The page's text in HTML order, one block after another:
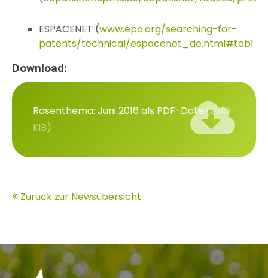
ESPACENET (www.epo.org/searching-for-
patents/technical/espacenet_de.html#tab1
Download:
Rasenthema: Juni 2016 als PDF-Datei(231,3
KiB)
Zurück zur Newsübersicht